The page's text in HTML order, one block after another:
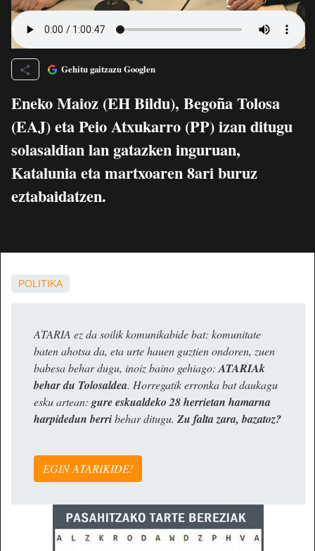
Gehitu gaitzazu Googlen
Eneko Maioz (EH Bildu), Begoña Tolosa
(EAJ) eta Peio Atxukarro (PP) izan ditugu
solasaldian lan gatazken inguruan,
Katalunia eta martxoaren 8ari buruz
eztabaidatzen.
POLITIKA
ATARIA ez da soilik komunikabide bat: komunitate
baten ahotsa da, eta urte hauen guztien ondoren, zuen
babesa behar dugu, inoiz baino gehiago:ATARIAk
behar du Tolosaldea. Horregatik erronka bat daukagu
esku artean: gure eskualdeko 28 herrietan hamarna
harpidedun berribehar ditugu. Zu falta zara, bazatoz?
EGIN ATARIKIDE!